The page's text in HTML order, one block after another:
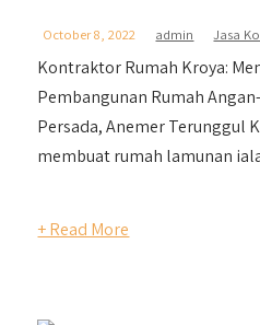
October 8, 2022 admin Jasa
Kontraktor Rumah Kroya:
Pembangunan Rumah
Persada, Anemer Terunggul
membuat rumah lamunan
+ Read More